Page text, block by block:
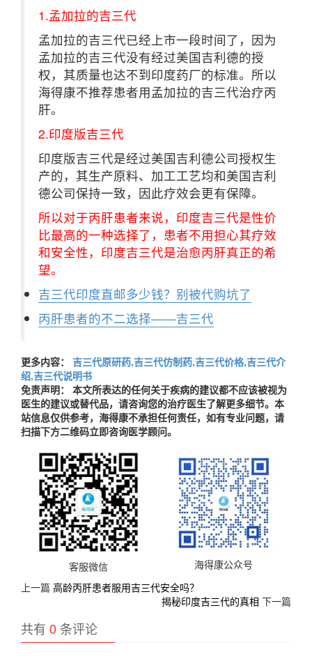
1.孟加拉的吉三代
孟加拉的吉三代已经上市一段时间了，因为
孟加拉的吉三代没有经过美国吉利德的授
权，其质量也达不到印度药厂的标准。所以
海得康不推荐患者用孟加拉的吉三代治疗丙
肝。
2.印度版吉三代
印度版吉三代是经过美国吉利德公司授权生
产的，其生产原料、加工工艺均和美国吉利
德公司保持一致，因此疗效会更有保障。
所以对于丙肝患者来说，印度吉三代是性价
比最高的一种选择了，患者不用担心其疗效
和安全性，印度吉三代是治愈丙肝真正的希
望。
吉三代印度直邮多少钱？别被代购坑了
丙肝患者的不二选择——吉三代
更多内容：
吉三代原研药,吉三代仿制药,吉三代价格,吉三代介
绍,吉三代说明书
免责声明： 本文所表达的任何关于疾病的建议都不应该被视为
医生的建议或替代品，请咨询您的治疗医生了解更多细节。本
站信息仅供参考，海得康不承担任何责任，如有专业问题，请
扫描下方二维码立即咨询医学顾问。
客服微信
海得康公众号
上一篇 高龄丙肝患者服用吉三代安全吗？
揭秘印度吉三代的真相 下一篇
共有 0 条评论